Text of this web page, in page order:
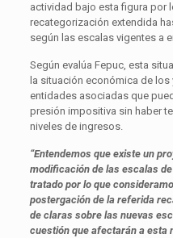
actividad bajo esta figura por
recategorización extendida
según las escalas vigentes a
Según evalúa Fepuc, esta
la situación económica de
entidades asociadas que
presión impositiva sin haber
niveles de ingresos.
“Entendemos que existe un
modificación de las escalas
tratado por lo que
postergación de la referida
de claras sobre las nuevas
cuestión que afectarán a esta